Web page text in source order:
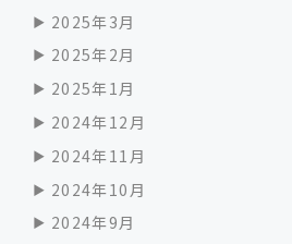
2025年3月
2025年2月
2025年1月
2024年12月
2024年11月
2024年10月
2024年9月